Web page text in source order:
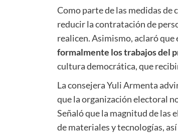
Como parte de las medidas
reducir la contratación de
realicen. Asimismo, aclaró
formalmente los trabajos del
cultura democrática, que
La consejera Yuli Armenta
que la organización electoral
Señaló que la magnitud de las
de materiales y tecnologías,